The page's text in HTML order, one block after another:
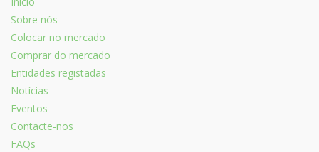
Sobre nós
Colocar no mercado
Comprar do mercado
Entidades registadas
Notícias
Eventos
Contacte-nos
FAQs